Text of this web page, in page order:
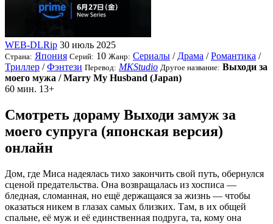
WEB-DLRip 30 июль 2025
Страна: Япония Серий: 10 Жанр: Сериалы / Драма /Романтика /
Триллер /Фэнтези Перевод: MKStudio Другое название: Выходи за
моего мужа / Marry My Husband (Japan)
60 мин. 13+
Смотреть дораму Выходи замуж за
моего супруга (японская версия)
онлайн
Дом, где Миса надеялась тихо закончить свой путь, обернулся
сценой предательства. Она возвращалась из хосписа —
бледная, сломанная, но ещё держащаяся за жизнь — чтобы
оказаться никем в глазах самых близких. Там, в их общей
спальне, её муж и её единственная подруга, та, кому она